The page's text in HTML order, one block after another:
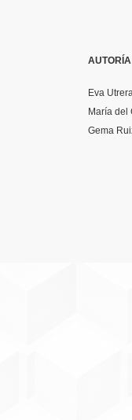
AUTORÍA
Eva
María del
Gema